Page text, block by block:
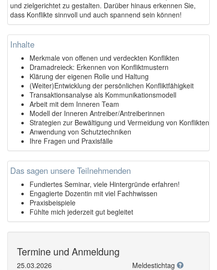
und zielgerichtet zu gestalten. Darüber hinaus erkennen Sie,
dass Konflikte sinnvoll und auch spannend sein können!
Inhalte
Merkmale von offenen und verdeckten Konflikten
Dramadreieck: Erkennen von Konfliktmustern
Klärung der eigenen Rolle und Haltung
(Weiter)Entwicklung der persönlichen Konfliktfähigkeit
Transaktionsanalyse als Kommunikationsmodell
Arbeit mit dem Inneren Team
Modell der Inneren Antreiber/Antreiberinnen
Strategien zur Bewältigung und Vermeidung von Konflikten
Anwendung von Schutztechniken
Ihre Fragen und Praxisfälle
Das sagen unsere Teilnehmenden
Fundiertes Seminar, viele Hintergründe erfahren!
Engagierte Dozentin mit viel Fachhwissen
Praxisbeispiele
Fühlte mich jederzeit gut begleitet
Termine und Anmeldung
25.03.2026
Meldestichtag